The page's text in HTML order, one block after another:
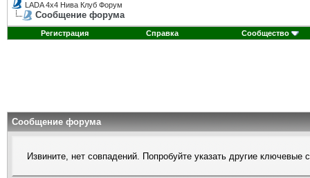
LADA 4x4 Нива Клуб Форум
Сообщение форума
Регистрация Справка Сообщество
Сообщение форума
Извините, нет совпадений. Попробуйте указать другие ключевые